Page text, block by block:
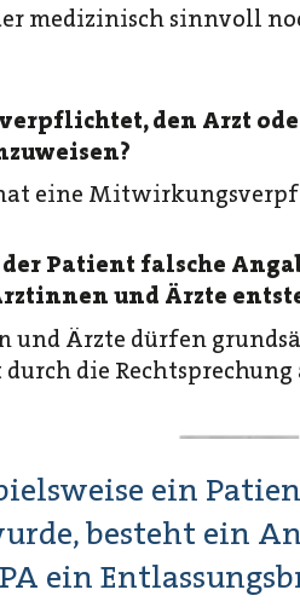
medizinisch sinnvoll
den Arzt
eine
Patient falsche
und Ärzte
und Ärzte dürfen
die
ein
besteht ein
ein